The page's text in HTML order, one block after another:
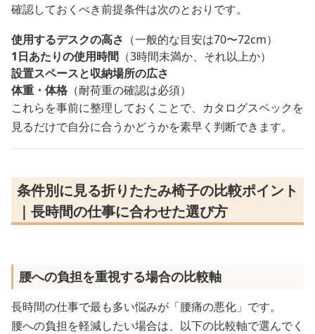
確認しておくべき前提条件は次のとおりです。
使用するデスクの高さ （一般的な目安は70〜72cm）
1日あたりの使用時間 （3時間未満か、それ以上か）
設置スペースと収納場所の広さ
体重・体格 （耐荷重の確認は必須）
これらを事前に整理しておくことで、カタログスペックを
見るだけで自分に合うかどうかを素早く判断できます。
条件別に見る折りたたみ椅子の比較ポイント
｜長時間の仕事に合わせた選び方
腰への負担を重視する場合の比較軸
長時間の仕事で最も多い悩みが「腰痛の悪化」です。
腰への負担を軽減したい場合は、以下の比較軸で選んでく